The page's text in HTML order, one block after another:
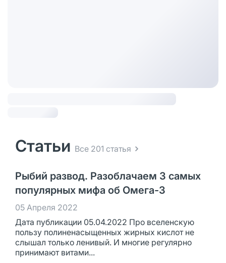
Статьи Все 201 статья
Рыбий развод. Разоблачаем 3 самых
популярных мифа об Омега-3
05 Апреля 2022
Дата публикации 05.04.2022 Про вселенскую
пользу полиненасыщенных жирных кислот не
слышал только ленивый. И многие регулярно
принимают витами...